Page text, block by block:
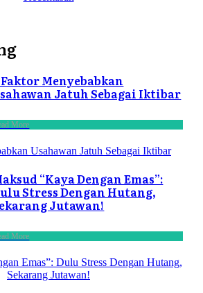
Faktor Menyebabkan
Jatuh Sebagai Iktibar
More
Usahawan Jatuh Sebagai Iktibar
“Kaya Dengan Emas”:
Stress Dengan Hutang,
Jutawan!
More
Emas”: Dulu Stress Dengan Hutang,
Sekarang Jutawan!